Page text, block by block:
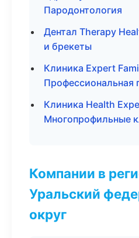
Пародонтология
Дентал Therapy
и брекеты
Клиника Expert
Профессиональная
Клиника Health
Многопрофильные
Компании в
Уральский
округ